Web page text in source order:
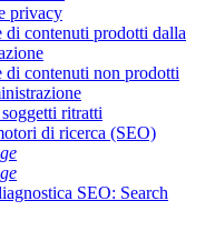
privacy
di contenuti prodotti dalla
di contenuti non prodotti
ritratti
di ricerca (SEO)
SEO: Search